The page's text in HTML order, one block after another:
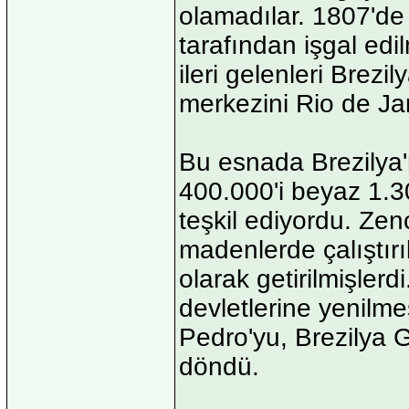
olamadılar.
tarafından işgal
ileri gelenleri
merkezini Rio de
Bu esnada
400.000'i beyaz
teşkil ediyordu.
madenlerde
olarak
devletlerine
Pedro'yu, Brezilya
döndü.